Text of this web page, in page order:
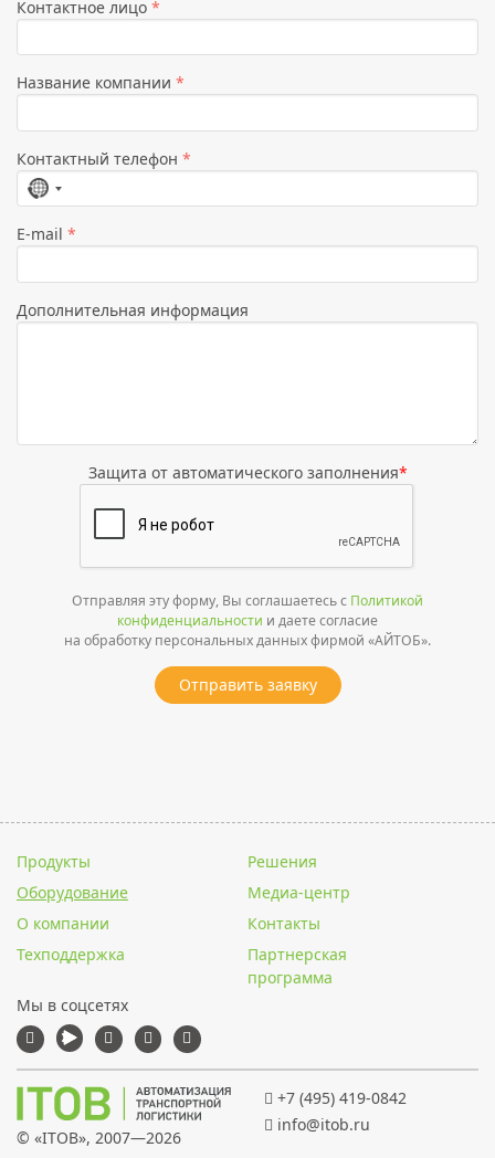
Контактное лицо *
Название компании *
Контактный телефон *
Страна
не
выбрана
E-mail *
Дополнительная информация
Защита от автоматического заполнения*
Отправляя эту форму, Вы соглашаетесь с Политикой
конфиденциальности и даете согласие
на обработку персональных данных фирмой «АЙТОБ».
Отправить заявку
Продукты
Решения
Оборудование
Медиа-центр
О компании
Контакты
Техподдержка
Партнерская
программа
Мы в соцсетях
© «ITOB», 2007—2026
+7 (495) 419-0842
info@itob.ru